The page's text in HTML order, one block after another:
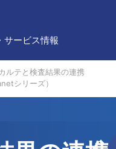
サービス情報
ルテと検査結果の連携
シリーズ）